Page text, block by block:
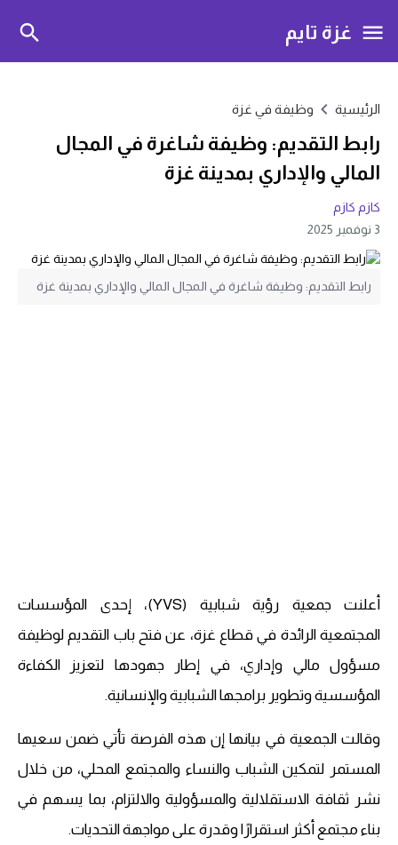
غزة تايم
الرئيسية وظيفة في غزة
رابط التقديم: وظيفة شاغرة في المجال
المالي والإداري بمدينة غزة
كازم كازم
3 نوفمبر 2025
رابط التقديم: وظيفة شاغرة في المجال المالي والإداري بمدينة غزة
أعلنت جمعية رؤية شبابية (YVS)، إحدى المؤسسات
المجتمعية الرائدة في قطاع غزة، عن فتح باب التقديم لوظيفة
مسؤول مالي وإداري، في إطار جهودها لتعزيز الكفاءة
المؤسسية وتطوير برامجها الشبابية والإنسانية.
وقالت الجمعية في بيانها إن هذه الفرصة تأتي ضمن سعيها
المستمر لتمكين الشباب والنساء والمجتمع المحلي، من خلال
نشر ثقافة الاستقلالية والمسؤولية والالتزام، بما يسهم في
بناء مجتمع أكثر استقرارًا وقدرة على مواجهة التحديات.